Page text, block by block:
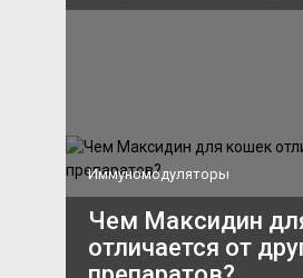
Иммуномодуляторы
Чем Максидин
отличается от